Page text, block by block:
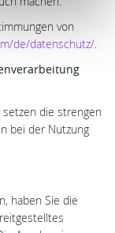
machen.
von
de/datenschutz/.
die strengen
bei der Nutzung
haben Sie die